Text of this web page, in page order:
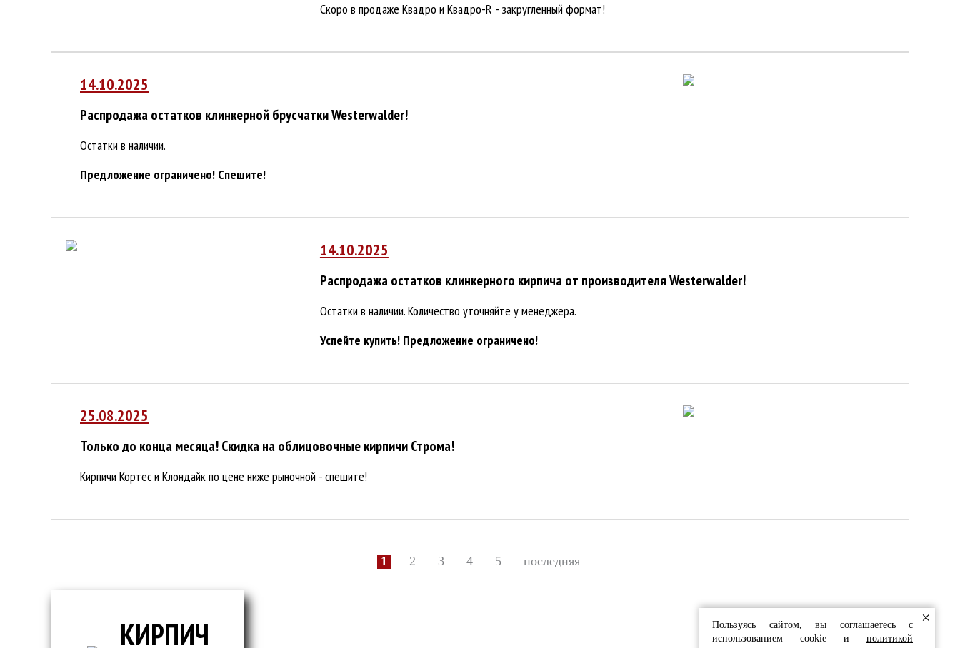
Скоро в продаже Квадро и Квадро-R - закругленный формат!
14.10.2025
Распродажа остатков клинкерной брусчатки Westerwalder!
Остатки в наличии.
Предложение ограничено! Спешите!
14.10.2025
Распродажа остатков клинкерного кирпича от производителя Westerwalder!
Остатки в наличии. Количество уточняйте у менеджера.
Успейте купить! Предложение ограничено!
25.08.2025
Только до конца месяца!Скидка на облицовочные кирпичи Строма!
Кирпичи Кортес и Клондайк по цене ниже рыночной - спешите!
1 2 3 4 5 последняя
×
Пользуясь сайтом, вы соглашаетесь с
использованием cookie и политикой
КИРПИЧ
ВСЕ ДЛЯ СТРОИТЕЛЬСТВА И ОБЛИЦОВКИ